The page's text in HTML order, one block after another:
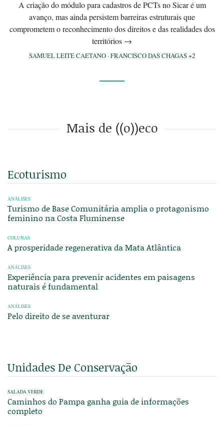
A criação do módulo para cadastros de PCTs no Sicar é um
avanço, mas ainda persistem barreiras estruturais que
comprometem o reconhecimento dos direitos e das realidades dos
territórios →
SAMUEL LEITE CAETANO ·FRANCISCO DAS CHAGAS+2
Mais de ((o))eco
Ecoturismo
ANÁLISES
Turismo de Base Comunitária amplia o protagonismo
feminino na Costa Fluminense
COLUNAS
A prosperidade regenerativa da Mata Atlântica
ANÁLISES
Experiência para prevenir acidentes em paisagens
naturais é fundamental
ANÁLISES
Pelo direito de se aventurar
Unidades De Conservação
SALADA VERDE
Caminhos do Pampa ganha guia de informações
completo